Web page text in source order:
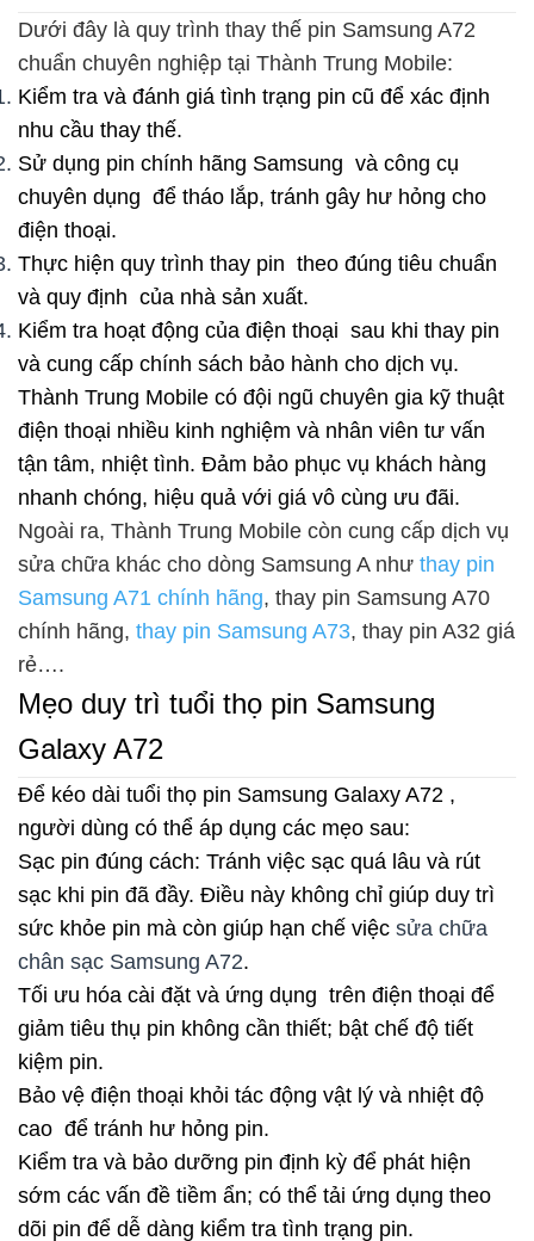
Dưới đây là quy trình thay thế pin Samsung A72
chuẩn chuyên nghiệp tại Thành Trung Mobile:
Kiểm tra và đánh giá tình trạng pin cũ để xác định
nhu cầu thay thế.
Sử dụng pin chính hãng Samsung và công cụ
chuyên dụng để tháo lắp, tránh gây hư hỏng cho
điện thoại.
Thực hiện quy trình thay pin theo đúng tiêu chuẩn
và quy định của nhà sản xuất.
Kiểm tra hoạt động của điện thoại sau khi thay pin
và cung cấp chính sách bảo hành cho dịch vụ.
Thành Trung Mobile có đội ngũ chuyên gia kỹ thuật
điện thoại nhiều kinh nghiệm và nhân viên tư vấn
tận tâm, nhiệt tình. Đảm bảo phục vụ khách hàng
nhanh chóng, hiệu quả với giá vô cùng ưu đãi.
Ngoài ra, Thành Trung Mobile còn cung cấp dịch vụ
sửa chữa khác cho dòng Samsung A như thay pin
Samsung A71 chính hãng, thay pin Samsung A70
chính hãng, thay pin Samsung A73, thay pin A32 giá
rẻ….
Mẹo duy trì tuổi thọ pin Samsung
Galaxy A72
Để kéo dài tuổi thọ pin Samsung Galaxy A72 ,
người dùng có thể áp dụng các mẹo sau:
Sạc pin đúng cách: Tránh việc sạc quá lâu và rút
sạc khi pin đã đầy. Điều này không chỉ giúp duy trì
sức khỏe pin mà còn giúp hạn chế việc sửa chữa
chân sạc Samsung A72.
Tối ưu hóa cài đặt và ứng dụng trên điện thoại để
giảm tiêu thụ pin không cần thiết; bật chế độ tiết
kiệm pin.
Bảo vệ điện thoại khỏi tác động vật lý và nhiệt độ
cao để tránh hư hỏng pin.
Kiểm tra và bảo dưỡng pin định kỳ để phát hiện
sớm các vấn đề tiềm ẩn; có thể tải ứng dụng theo
dõi pin để dễ dàng kiểm tra tình trạng pin.